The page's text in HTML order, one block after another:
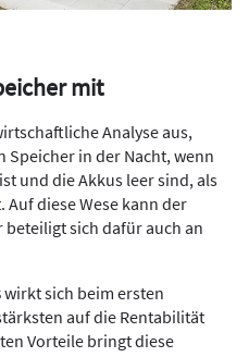
mit
Analyse aus,
Speicher in der Nacht, wenn
und die Akkus leer sind, als
diese Wese kann der
beteiligt sich dafür auch an
wirkt sich beim ersten
auf die Rentabilität
Vorteile bringt diese